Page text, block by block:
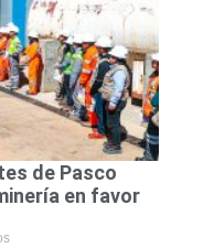
de Pasco
en favor